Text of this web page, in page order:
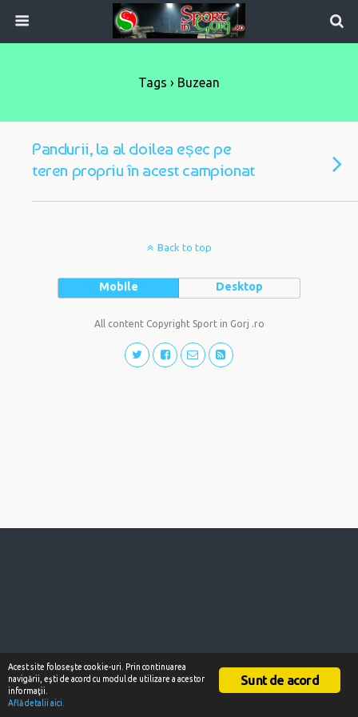
Tags › Buzean
Pandurii, la al doilea eșec pe
teren propriu în acest campionat
Back to top
Mobile Desktop
All content Copyright Sport in Gorj .ro
Sunt de acord
Acest site foloseşte cookie-uri. Prin continuarea
navigării, eşti de acord cu modul de utilizare a acestor
informaţii.
Află detalii aici.